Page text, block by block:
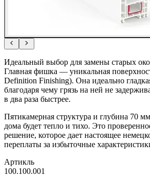
Идеальный выбор для замены старых
Главная фишка — уникальная
Definition Finishing). Она идеально
благодаря чему грязь на ней не
в два раза быстрее.
Пятикамерная структура и глубина 70
дома будет тепло и тихо. Это
решение, которое дает настоящее
переплаты за избыточные
Артикль
100.100.001